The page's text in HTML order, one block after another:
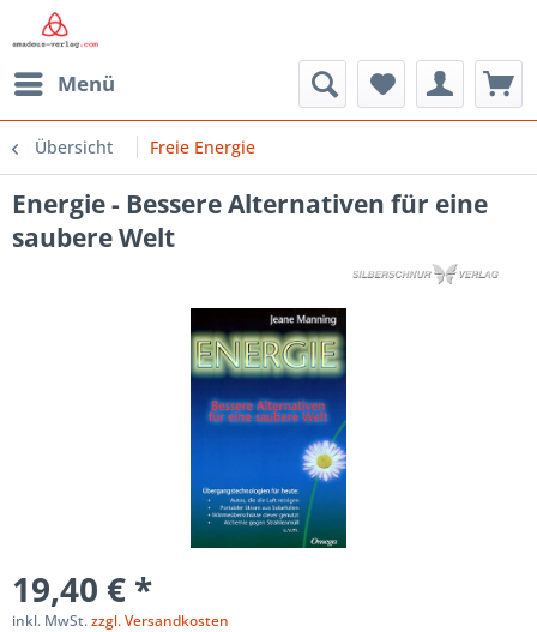
Menü
Übersicht Freie Energie
Energie - Bessere Alternativen für eine
saubere Welt
19,40 € *
inkl. MwSt.zzgl. Versandkosten